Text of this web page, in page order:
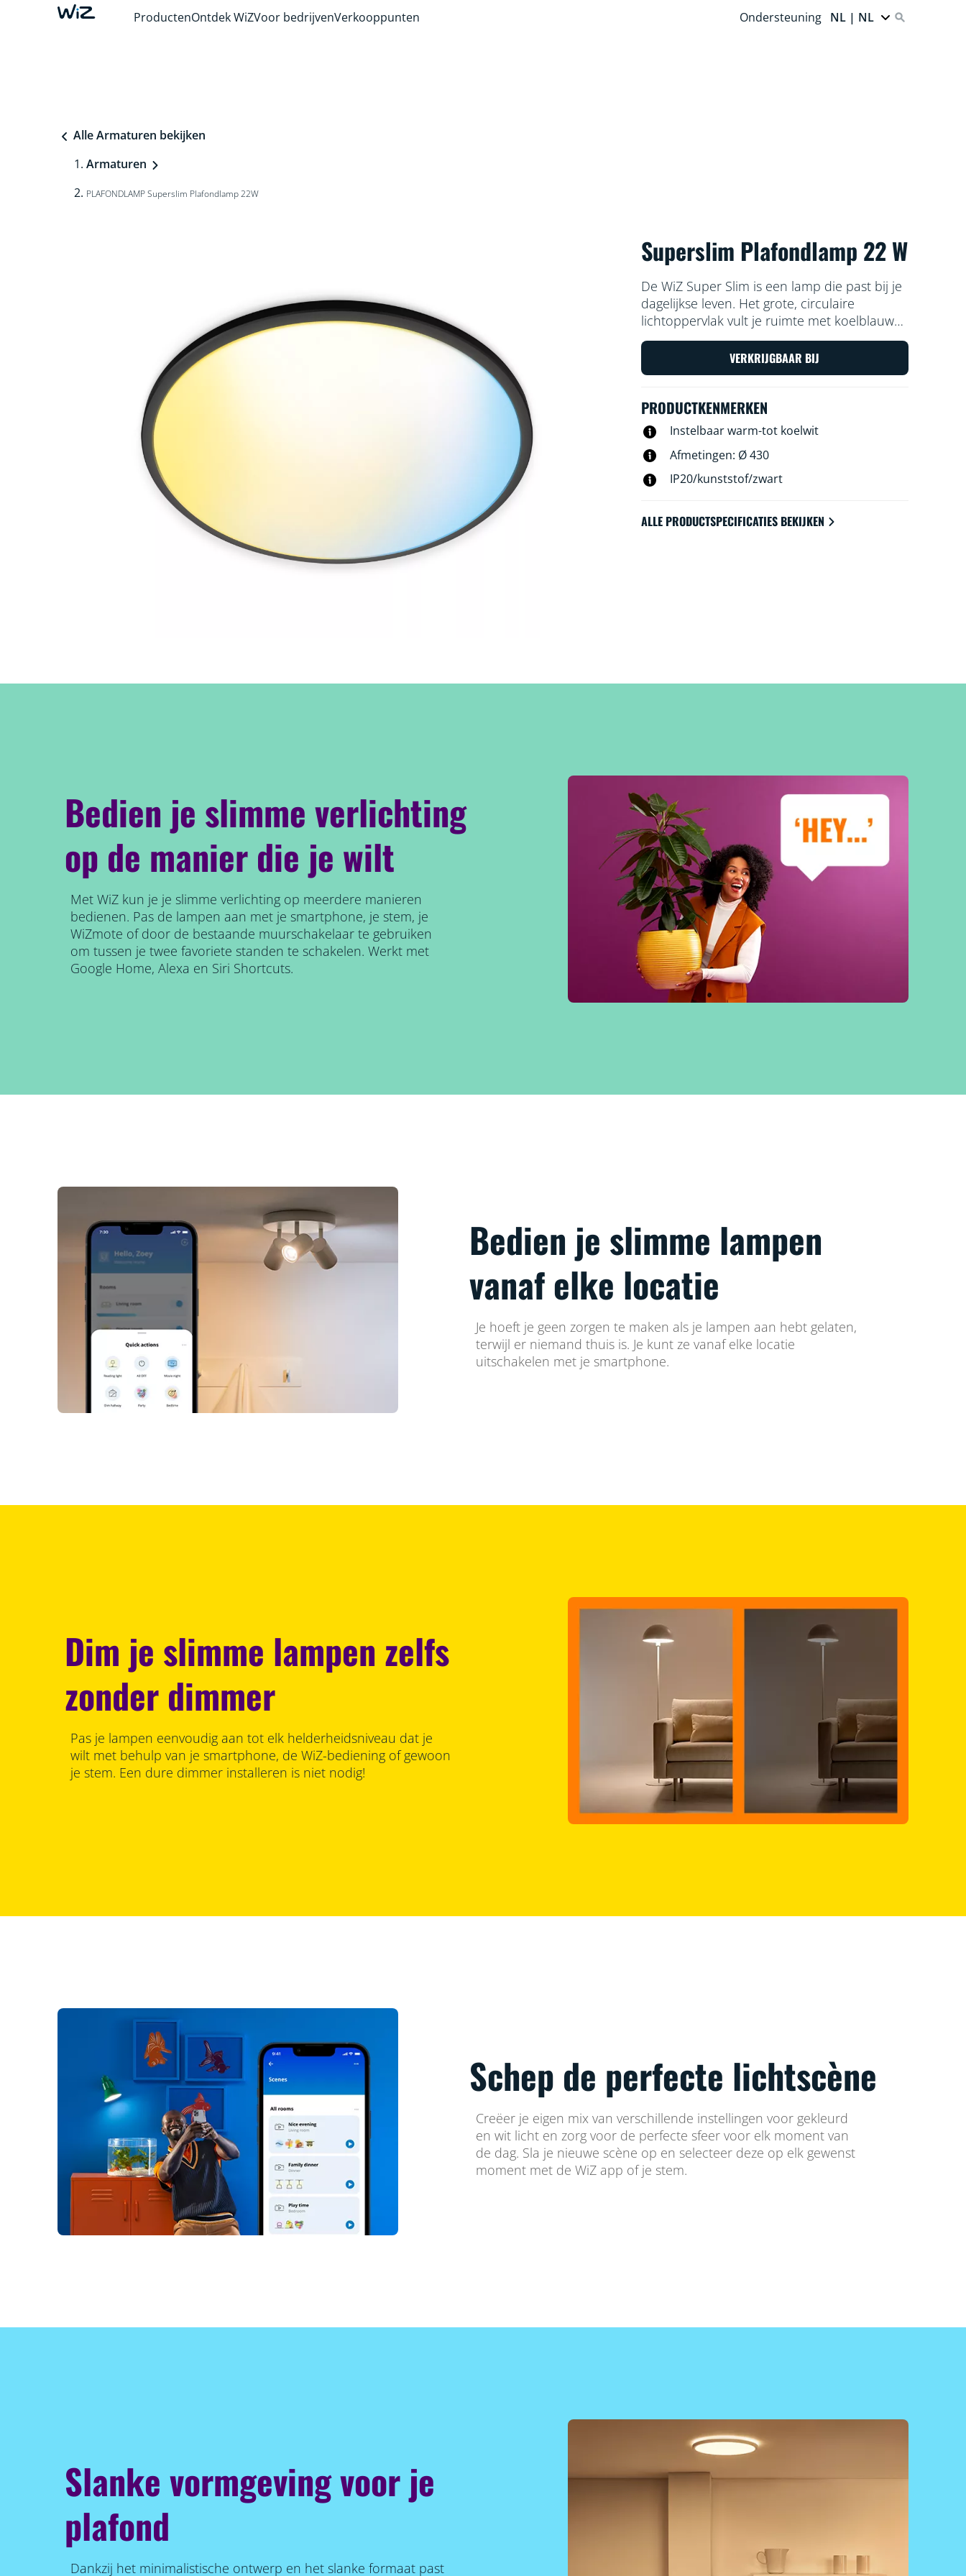
ProductenOntdek WiZVoor bedrijvenVerkooppunten Ondersteuning NL | NL
Alle Armaturen bekijken
Armaturen
PLAFONDLAMP Superslim Plafondlamp 22W
Superslim Plafondlamp 22 W
De WiZ Super Slim is een lamp die past bij je
dagelijkse leven. Het grote, circulaire
lichtoppervlak vult je ruimte met koelblauw
licht, zodat je je goed kunt concentreren of
met zacht en warm licht, waarmee je kunt
ontspannen.
VERKRIJGBAAR BIJ
PRODUCTKENMERKEN
Instelbaar warm-tot koelwit
Afmetingen: Ø 430
IP20/kunststof/zwart
ALLE PRODUCTSPECIFICATIES BEKIJKEN
Bedien je slimme verlichting
op de manier die je wilt
Met WiZ kun je je slimme verlichting op meerdere manieren
bedienen. Pas de lampen aan met je smartphone, je stem, je
WiZmote of door de bestaande muurschakelaar te gebruiken
om tussen je twee favoriete standen te schakelen. Werkt met
Google Home, Alexa en Siri Shortcuts.
Bedien je slimme lampen
vanaf elke locatie
Je hoeft je geen zorgen te maken als je lampen aan hebt gelaten,
terwijl er niemand thuis is. Je kunt ze vanaf elke locatie
uitschakelen met je smartphone.
Dim je slimme lampen zelfs
zonder dimmer
Pas je lampen eenvoudig aan tot elk helderheidsniveau dat je
wilt met behulp van je smartphone, de WiZ-bediening of gewoon
je stem. Een dure dimmer installeren is niet nodig!
Schep de perfecte lichtscène
Creëer je eigen mix van verschillende instellingen voor gekleurd
en wit licht en zorg voor de perfecte sfeer voor elk moment van
de dag. Sla je nieuwe scène op en selecteer deze op elk gewenst
moment met de WiZ app of je stem.
Slanke vormgeving voor je
plafond
Dankzij het minimalistische ontwerp en het slanke formaat past